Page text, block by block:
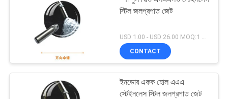
স্টেইনলেস স্টিল জলপ্রপাত
জেট
20
স্টিল জলপ্রপাত জেট
CONTACT
ইনডোর একক হোল এএএ
স্টেইনলেস স্টিল জলপ্রপাত জেট